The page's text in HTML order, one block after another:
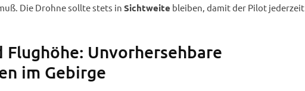
Die Drohne sollte stets in Sichtweite bleiben, damit der Pilot jederzeit
Unvorhersehbare
im Gebirge